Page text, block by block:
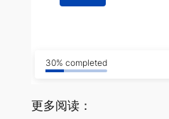
30% completed
更多阅读：